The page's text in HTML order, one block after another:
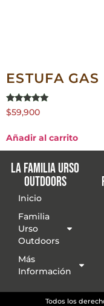
ESTUFA
Valorado en
5.00
$59,900
Añadir al carrito
La familia Urso
Outdoors
Inicio
Familia
Urso
Outdoors
Más
Información
Todos los